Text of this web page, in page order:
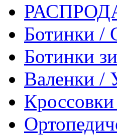
Ботинки /
Ботинки
Валенки /